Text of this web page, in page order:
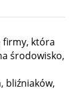
firmy, która
środowisko,
bliźniaków,